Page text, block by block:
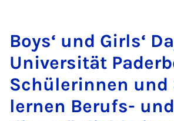
Boys‘ und Girls‘
Uni­ver­si­tät
Schü­le­rin­nen und
ler­nen Be­rufs-